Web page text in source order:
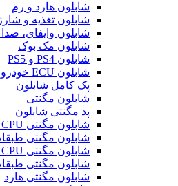
شابلون هارد و رم
شابلون تغذیه و شارژ
شابلون وایفای، صدا
شابلون مک بوک
شابلون PS4 و PS5
شابلون ECU خودرو
پک کامل شابلون
شابلون مگنتی
پد مگنتی شابلون
شابلون مگنتی CPU آیفون
شابلون مگنتی
شابلون مگنتی CPU اندروید
شابلون مگنتی
شابلون مگنتی هارد